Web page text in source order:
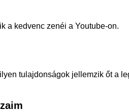
a kedvenc zenéi a Youtube-on.
tulajdonságok jellemzik őt a